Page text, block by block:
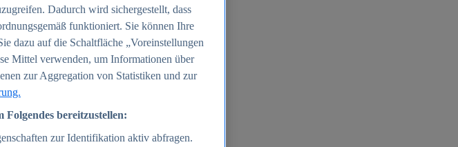
Dadurch wird sichergestellt, dass
funktioniert. Sie können Ihre
dazu auf die Schaltfläche „Voreinstellungen
Mittel verwenden, um Informationen über
zur Aggregation von Statistiken und zur
bereitzustellen:
zur Identifikation aktiv abfragen.